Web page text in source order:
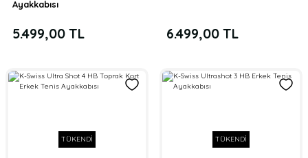
Ayakkabısı
5.499,00 TL 6.499,00 TL
TÜKENDİ TÜKENDİ